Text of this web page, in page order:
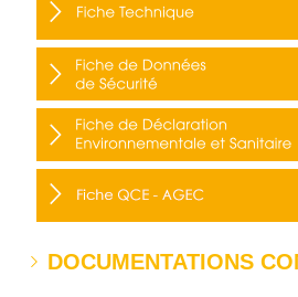
DOCUMENTATIONS